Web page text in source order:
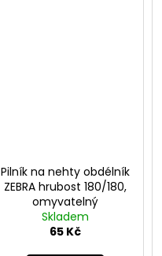
Pilník na nehty obdélník
ZEBRA hrubost 180/180,
omyvatelný
Skladem
65 Kč